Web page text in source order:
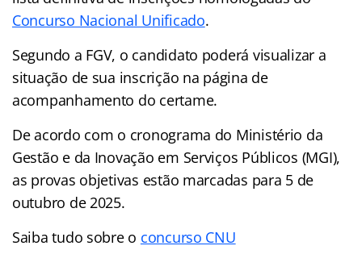
Concurso Nacional Unificado.
Segundo a FGV, o candidato poderá visualizar a
situação de sua inscrição na página de
acompanhamento do certame.
De acordo com o cronograma do Ministério da
Gestão e da Inovação em Serviços Públicos (MGI),
as provas objetivas estão marcadas para 5 de
outubro de 2025.
Saiba tudo sobre o concurso CNU